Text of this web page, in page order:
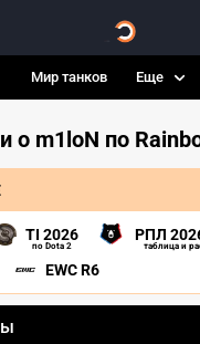
Мир танков Еще
о m1loN по
TI 2026
по Dota 2
РПЛ
таблица и
EWC R6